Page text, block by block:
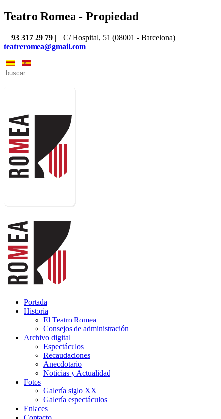
Teatro Romea - Propiedad
93 317 29 79 |
C/ Hospital, 51 (08001 - Barcelona) |
teatreromea@gmail.com
Portada
Historia
El Teatro Romea
Consejos de administración
Archivo digital
Espectáculos
Recaudaciones
Anecdotario
Noticias y Actualidad
Fotos
Galería siglo XX
Galería espectáculos
Enlaces
Contacto